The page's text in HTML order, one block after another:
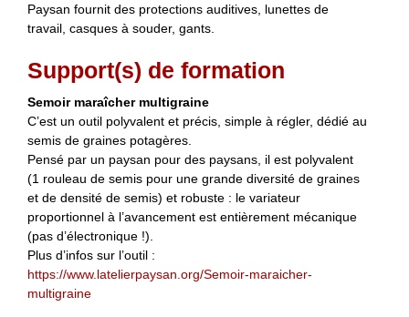
Paysan fournit des protections auditives, lunettes de
travail, casques à souder, gants.
Support(s) de formation
Semoir maraîcher multigraine
C’est un outil polyvalent et précis, simple à régler, dédié au
semis de graines potagères.
Pensé par un paysan pour des paysans, il est polyvalent
(1 rouleau de semis pour une grande diversité de graines
et de densité de semis) et robuste : le variateur
proportionnel à l’avancement est entièrement mécanique
(pas d’électronique !).
Plus d’infos sur l’outil :
https://www.latelierpaysan.org/Semoir-maraicher-
multigraine